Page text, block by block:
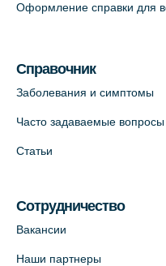
+7 (812) 660-73-69
На карте
На карте
Лабораторный
Оформление справки для
Справочник
Заболевания и симптомы
Часто задаваемые вопросы
Статьи
Сотрудничество
Вакансии
Наши партнеры